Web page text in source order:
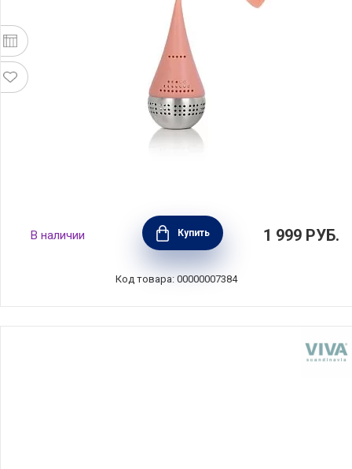
Ситечко для заваривания Infusion, оранж,
Viva Scandinavia, V39120
В наличии Купить 1 999 РУБ.
Код товара: 00000007384